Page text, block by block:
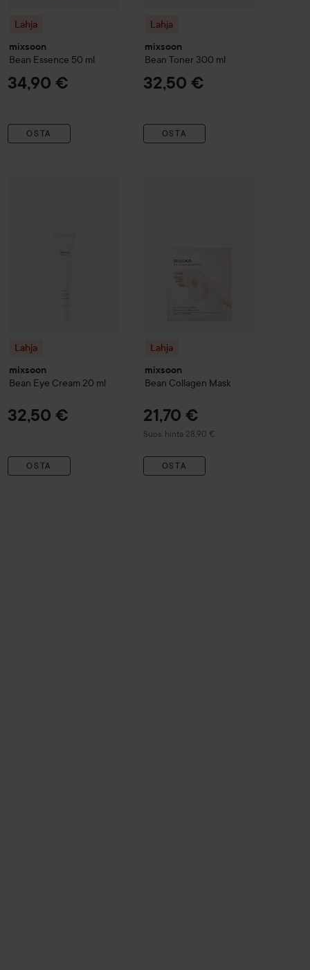
Lahja
mixsoon
Bean Essence 50 ml
34,90 €
OSTA
Lahja
mixsoon
Bean Toner 300 ml
32,50 €
OSTA
Lahja
mixsoon
Bean Eye Cream 20 ml
32,50 €
OSTA
Lahja
mixsoon
Bean Collagen Mask
21,70 €
Suos. hinta 28,90 €
Suositeltu hinta 28,90 €
OSTA